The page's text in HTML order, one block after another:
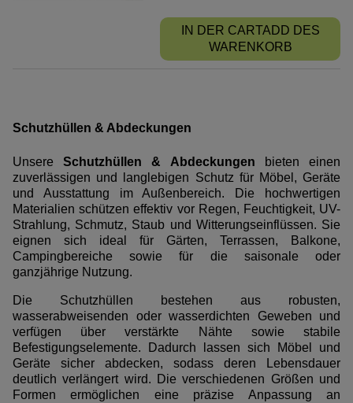
IN DER CARTADD DES
WARENKORB
Schutzhüllen & Abdeckungen
UnsereSchutzhüllen & Abdeckungen bieten einen
zuverlässigen und langlebigen Schutz für Möbel, Geräte
und Ausstattung im Außenbereich. Die hochwertigen
Materialien schützen effektiv vor Regen, Feuchtigkeit, UV-
Strahlung, Schmutz, Staub und Witterungseinflüssen. Sie
eignen sich ideal für Gärten, Terrassen, Balkone,
Campingbereiche sowie für die saisonale oder
ganzjährige Nutzung.
Die Schutzhüllen bestehen aus robusten,
wasserabweisenden oder wasserdichten Geweben und
verfügen über verstärkte Nähte sowie stabile
Befestigungselemente. Dadurch lassen sich Möbel und
Geräte sicher abdecken, sodass deren Lebensdauer
deutlich verlängert wird. Die verschiedenen Größen und
Formen ermöglichen eine präzise Anpassung an